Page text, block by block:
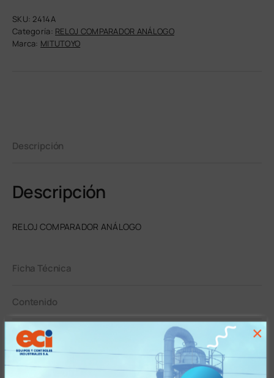
SKU: 2414A
Categoría: RELOJ COMPARADOR ANÁLOGO
Marca: MITUTOYO
Descripción
Descripción
RELOJ COMPARADOR ANÁLOGO
Ficha Técnica
Contenido
Garantía
Tiempos y Condiciones de Entrega
×